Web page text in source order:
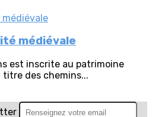
médiévale
est inscrite au patrimoine
titre des chemins...